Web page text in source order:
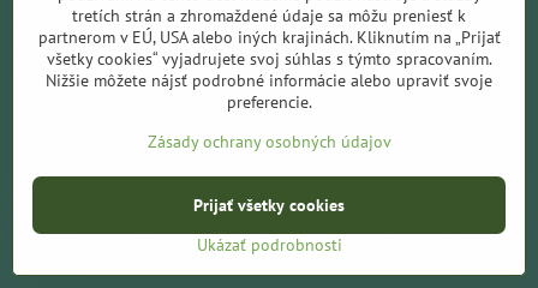
solárne systémy ideálne pre lode, karavany,
elektromotory, kemping a všade tam kde chýba bežné sieťové
napájanie.
©2026Copyright
Predvoľby súkromiaZásady ochrany osobných údajov
Vytvorené pomocou:BiznisWeb.sk
tretích strán a zhromaždené údaje sa môžu preniesť k
partnerom v EÚ, USA alebo iných krajinách. Kliknutím na „Prijať
všetky cookies“ vyjadrujete svoj súhlas s týmto spracovaním.
Nižšie môžete nájsť podrobné informácie alebo upraviť svoje
preferencie.
Zásady ochrany osobných údajov
Ukázať podrobnosti
Prijať všetky cookies